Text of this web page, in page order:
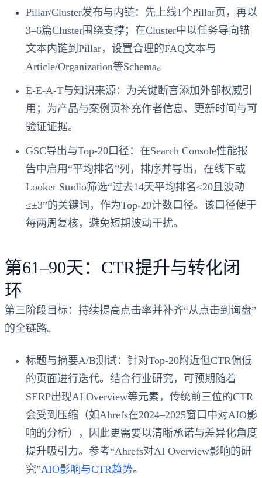
Pillar/Cluster发布与内链：先上线1个Pillar页，再以
3–6篇Cluster围绕支撑；在Cluster中以任务导向锚
文本内链到Pillar，设置合理的FAQ文本与
Article/Organization等Schema。
E-E-A-T与知识来源：为关键断言添加外部权威引
用；为产品与案例页补充作者信息、更新时间与可
验证证据。
GSC导出与Top-20口径：在Search Console性能报
告中启用“平均排名”列，排序并导出，在线下或
Looker Studio筛选“过去14天平均排名≤20且波动
≤±3”的关键词，作为Top-20计数口径。该口径便于
每两周复核，避免短期波动干扰。
第61–90天：CTR提升与转化闭
环
第三阶段目标：持续提高点击率并补齐“从点击到询盘”
的全链路。
标题与摘要A/B测试：针对Top-20附近但CTR偏低
的页面进行迭代。结合行业研究，可预期随着
SERP出现AI Overview等元素，传统前三位的CTR
会受到压缩（如Ahrefs在2024–2025窗口中对AIO影
响的分析），因此更需要以清晰承诺与差异化角度
提升吸引力。参考“Ahrefs对AI Overview影响的研
究”AIO影响与CTR趋势。